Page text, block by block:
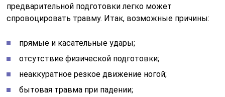
предварительной подготовки легко может
спровоцировать травму. Итак, возможные причины:
прямые и касательные удары;
отсутствие физической подготовки;
неаккуратное резкое движение ногой;
бытовая травма при падении;